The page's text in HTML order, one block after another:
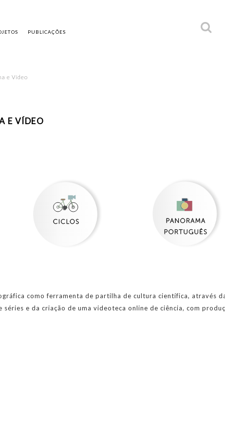
PUBLICAÇÕES
e Vídeo
E VÍDEO
como ferramenta de partilha de cultura científica, através
e da criação de uma videoteca online de ciência, com